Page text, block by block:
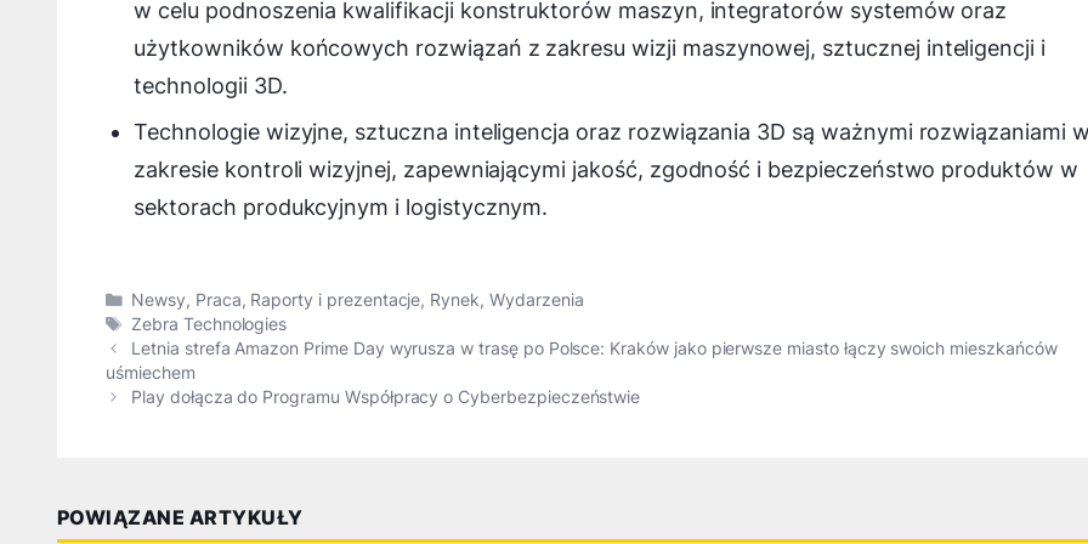
w celu podnoszenia kwalifikacji konstruktorów maszyn, integratorów systemów oraz
użytkowników końcowych rozwiązań z zakresu wizji maszynowej, sztucznej inteligencji i
technologii 3D.
Technologie wizyjne, sztuczna inteligencja oraz rozwiązania 3D są ważnymi rozwiązaniami
zakresie kontroli wizyjnej, zapewniającymi jakość, zgodność i bezpieczeństwo produktów w
sektorach produkcyjnym i logistycznym.
Kategorie
Newsy, Praca, Raporty i prezentacje, Rynek, Wydarzenia
Tagi
Zebra Technologies
Letnia strefa Amazon Prime Day wyrusza w trasę po Polsce: Kraków jako pierwsze miasto łączy swoich mieszkańców
uśmiechem
Play dołącza do Programu Współpracy o Cyberbezpieczeństwie
POWIĄZANE ARTYKUŁY